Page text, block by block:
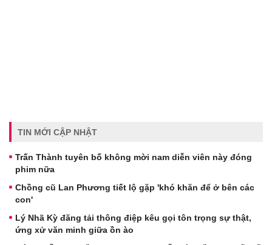
TIN MỚI CẬP NHẬT
Trấn Thành tuyên bố không mời nam diễn viên này đóng
phim nữa
Chồng cũ Lan Phương tiết lộ gặp 'khó khăn để ở bên các
con'
Lý Nhã Kỳ đăng tải thông điệp kêu gọi tôn trọng sự thật,
ứng xử văn minh giữa ồn ào